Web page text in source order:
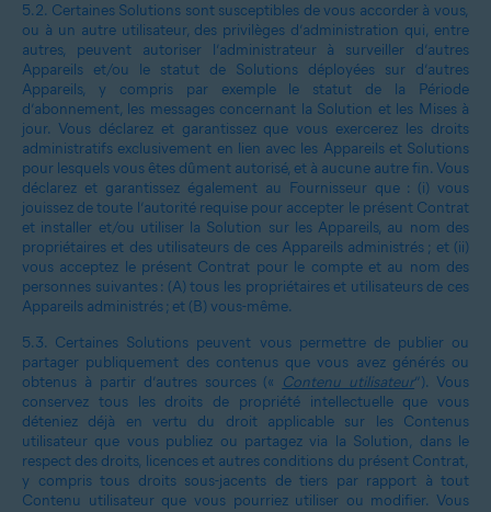
5.2. Certaines Solutions sont susceptibles de vous accorder à vous,
ou à un autre utilisateur, des privilèges d’administration qui, entre
autres, peuvent autoriser l’administrateur à surveiller d’autres
Appareils et/ou le statut de Solutions déployées sur d’autres
Appareils, y compris par exemple le statut de la Période
d’abonnement, les messages concernant la Solution et les Mises à
jour. Vous déclarez et garantissez que vous exercerez les droits
administratifs exclusivement en lien avec les Appareils et Solutions
pour lesquels vous êtes dûment autorisé, et à aucune autre fin. Vous
déclarez et garantissez également au Fournisseur que : (i) vous
jouissez de toute l’autorité requise pour accepter le présent Contrat
et installer et/ou utiliser la Solution sur les Appareils, au nom des
propriétaires et des utilisateurs de ces Appareils administrés ; et (ii)
vous acceptez le présent Contrat pour le compte et au nom des
personnes suivantes : (A) tous les propriétaires et utilisateurs de ces
Appareils administrés ; et (B) vous-même.
5.3. Certaines Solutions peuvent vous permettre de publier ou
partager publiquement des contenus que vous avez générés ou
obtenus à partir d’autres sources (« Contenu utilisateur”). Vous
conservez tous les droits de propriété intellectuelle que vous
déteniez déjà en vertu du droit applicable sur les Contenus
utilisateur que vous publiez ou partagez via la Solution, dans le
respect des droits, licences et autres conditions du présent Contrat,
y compris tous droits sous-jacents de tiers par rapport à tout
Contenu utilisateur que vous pourriez utiliser ou modifier. Vous